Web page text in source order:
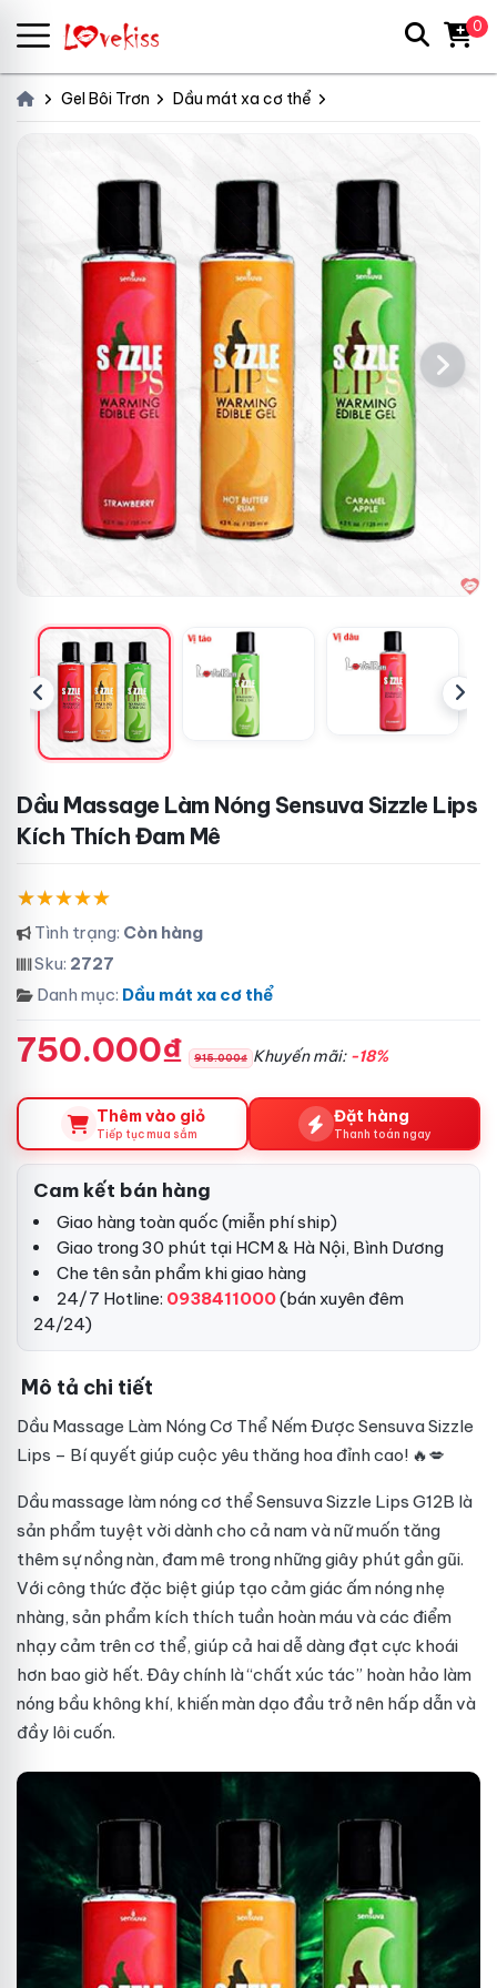
Gel Bôi Trơn Dầu mát xa cơ thể
Dầu Massage Làm Nóng Sensuva Sizzle Lips
Kích Thích Đam Mê
Tình trạng: Còn hàng
Sku: 2727
Danh mục: Dầu mát xa cơ thể
750.000₫ 915.000₫ Khuyến mãi: -18%
Thêm vào giỏ
Tiếp tục mua sắm
Đặt hàng
Thanh toán ngay
Cam kết bán hàng
Giao hàng toàn quốc (miễn phí ship)
Giao trong 30 phút tại HCM & Hà Nội, Bình Dương
Che tên sản phẩm khi giao hàng
24/7 Hotline: 0938411000(bán xuyên đêm
24/24)
Mô tả chi tiết
Dầu Massage Làm Nóng Cơ Thể Nếm Được Sensuva Sizzle
Lips – Bí quyết giúp cuộc yêu thăng hoa đỉnh cao! 🔥💋
Dầu massage làm nóng cơ thể Sensuva Sizzle Lips G12B là
sản phẩm tuyệt vời dành cho cả nam và nữ muốn tăng
thêm sự nồng nàn, đam mê trong những giây phút gần gũi.
Với công thức đặc biệt giúp tạo cảm giác ấm nóng nhẹ
nhàng, sản phẩm kích thích tuần hoàn máu và các điểm
nhạy cảm trên cơ thể, giúp cả hai dễ dàng đạt cực khoái
hơn bao giờ hết. Đây chính là “chất xúc tác” hoàn hảo làm
nóng bầu không khí, khiến màn dạo đầu trở nên hấp dẫn và
đầy lôi cuốn.
0